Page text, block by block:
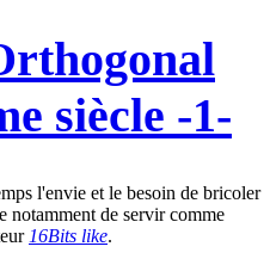
siècle -1-
l'envie et le besoin de bricoler
notamment de servir comme
16Bits like.